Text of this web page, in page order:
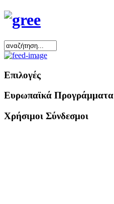
Επιλογές
Ευρωπαϊκά Προγράμματα
Χρήσιμοι Σύνδεσμοι